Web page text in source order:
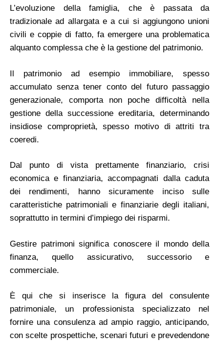
L’evoluzione della famiglia, che è passata da
tradizionale ad allargata e a cui si aggiungono unioni
civili e coppie di fatto, fa emergere una problematica
alquanto complessa che è la gestione del patrimonio.
Il patrimonio ad esempio immobiliare, spesso
accumulato senza tener conto del futuro passaggio
generazionale, comporta non poche difficoltà nella
gestione della successione ereditaria, determinando
insidiose comproprietà, spesso motivo di attriti tra
coeredi.
Dal punto di vista prettamente finanziario, crisi
economica e finanziaria, accompagnati dalla caduta
dei rendimenti, hanno sicuramente inciso sulle
caratteristiche patrimoniali e finanziarie degli italiani,
soprattutto in termini d’impiego dei risparmi.
Gestire patrimoni significa conoscere il mondo della
finanza, quello assicurativo, successorio e
commerciale.
È qui che si inserisce la figura del consulente
patrimoniale, un professionista specializzato nel
fornire una consulenza ad ampio raggio, anticipando,
con scelte prospettiche, scenari futuri e prevedendone